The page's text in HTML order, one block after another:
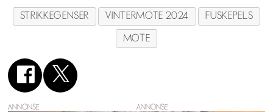
STRIKKEGENSER VINTERMOTE 2024
FUSKEPELS
MOTE
ANNONSE